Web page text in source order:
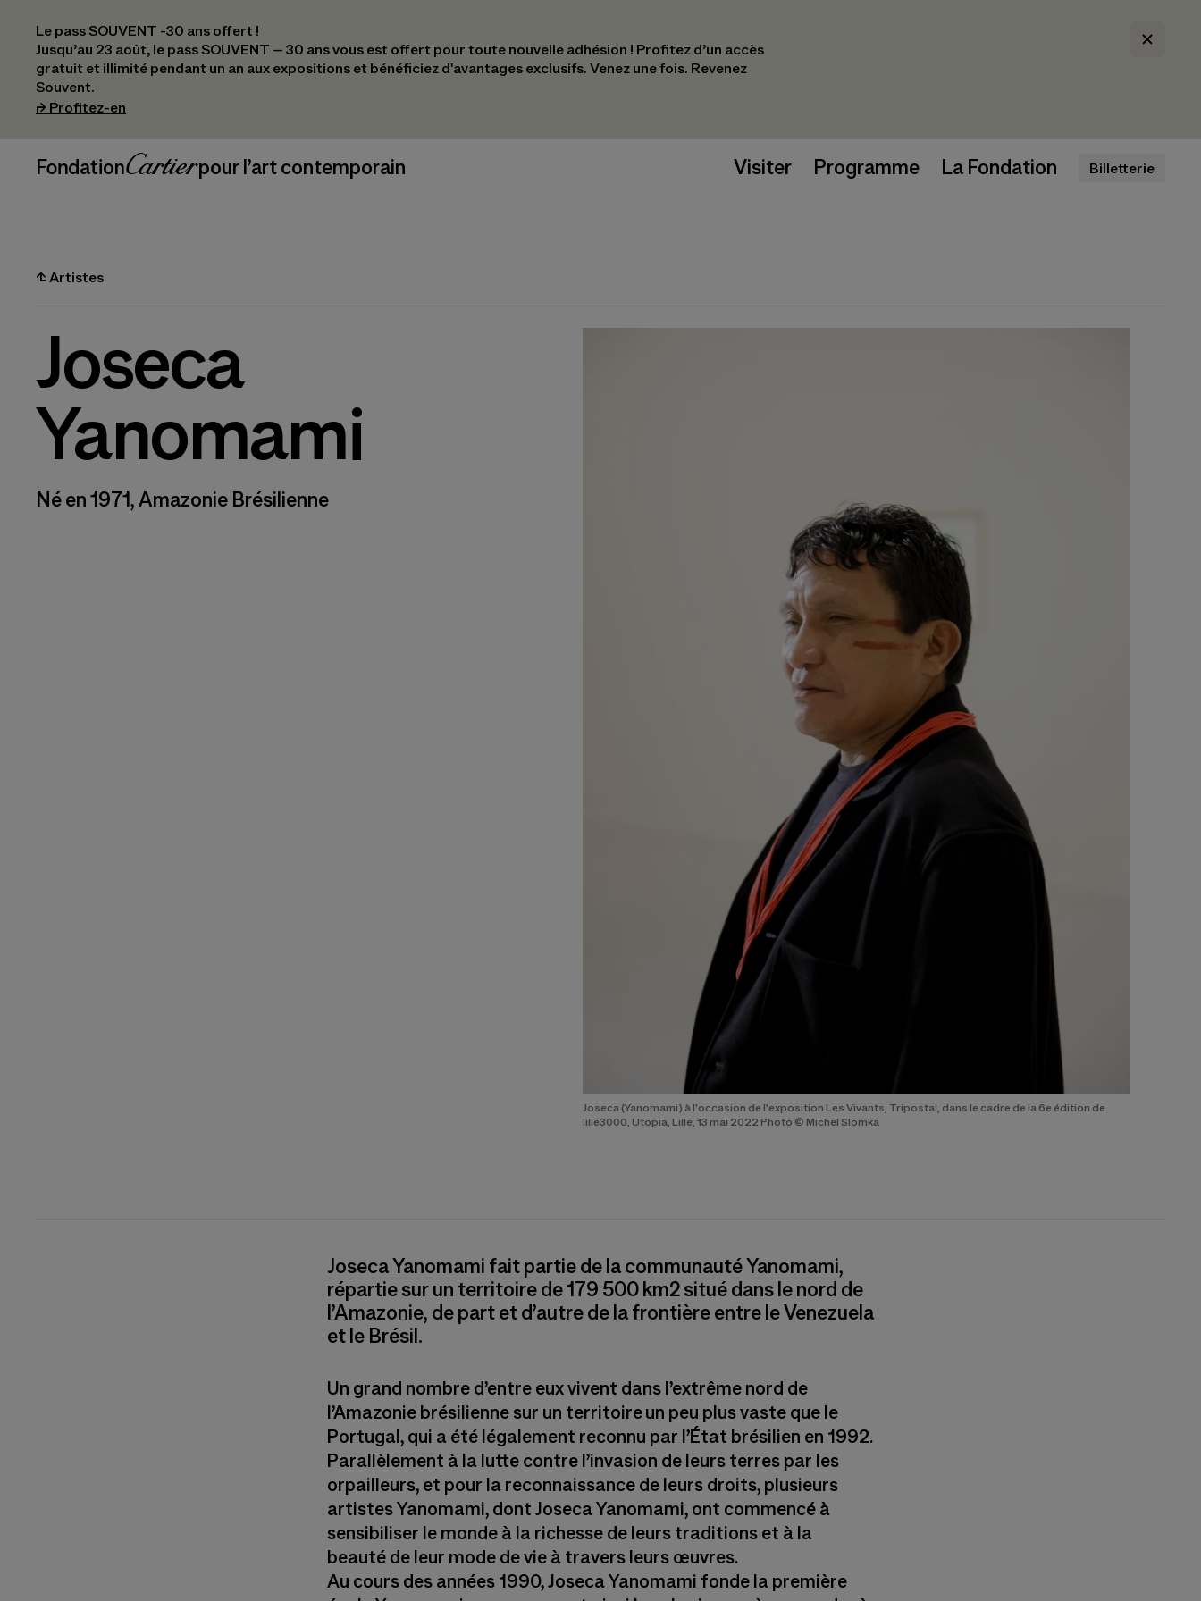
Le pass SOUVENT -30 ans offert !
Jusqu’au 23 août, le pass SOUVENT – 30 ans vous est offert pour toute nouvelle adhésion !​ Profitez d’un accès
gratuit et illimité pendant un an aux expositions et bénéficiez d'avantages exclusifs.​ Venez une fois. Revenez
Souvent.
⮣ Profitez-en
_logoFondation Cartier
pour l’art contemporain Visiter Programme La Fondation Billetterie
⮤Artistes
Joseca
Yanomami
Né en 1971, Amazonie Brésilienne
Joseca (Yanomami) à l'occasion de l'exposition Les Vivants, Tripostal, dans le cadre de la 6e édition de
lille3000, Utopia, Lille, 13 mai 2022 Photo © Michel Slomka
Joseca Yanomami fait partie de la communauté Yanomami,
répartie sur un territoire de 179 500 km2 situé dans le nord de
l’Amazonie, de part et d’autre de la frontière entre le Venezuela
et le Brésil.
Un grand nombre d’entre eux vivent dans l’extrême nord de
l’Amazonie brésilienne sur un territoire un peu plus vaste que le
Portugal, qui a été légalement reconnu par l’État brésilien en 1992.
Parallèlement à la lutte contre l’invasion de leurs terres par les
orpailleurs, et pour la reconnaissance de leurs droits, plusieurs
artistes Yanomami, dont Joseca Yanomami, ont commencé à
sensibiliser le monde à la richesse de leurs traditions et à la
beauté de leur mode de vie à travers leurs œuvres.
Au cours des années 1990, Joseca Yanomami fonde la première